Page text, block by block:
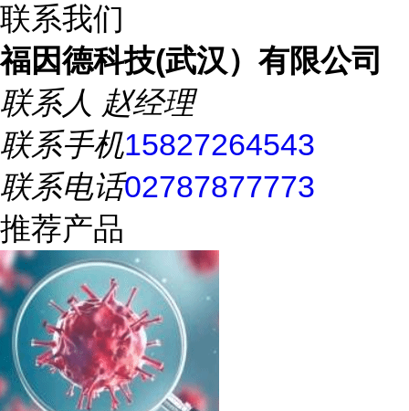
联系我们
福因德科技(武汉）有限公司
联系人 赵经理
联系手机15827264543
联系电话02787877773
推荐产品